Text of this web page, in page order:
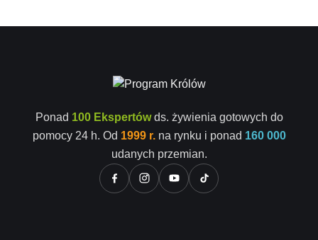
Ponad 100 Ekspertówds. żywienia gotowych do
pomocy 24 h. Od 1999 r.na rynku i ponad 160 000
udanych przemian.